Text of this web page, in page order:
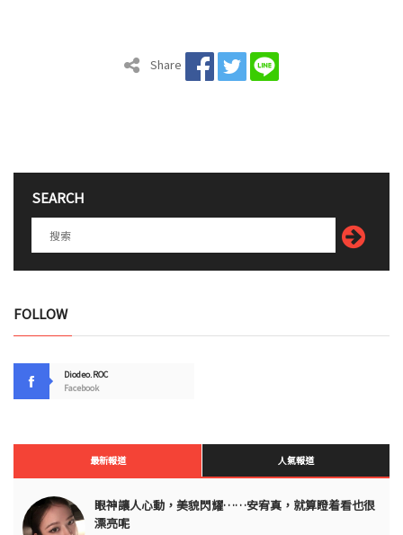
Share
SEARCH
FOLLOW
Diodeo.ROC
Facebook
最新報道 人氣報道
眼神讓人心動，美貌閃耀……安宥真，就算瞪着看也很
漂亮呢